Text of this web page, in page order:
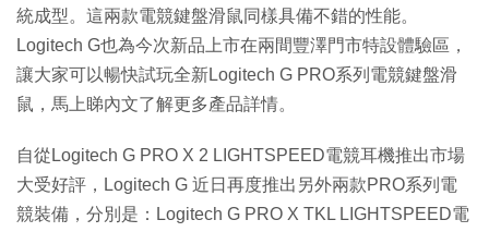
統成型。這兩款電競鍵盤滑鼠同樣具備不錯的性能。
Logitech G也為今次新品上市在兩間豐澤門市特設體驗區，
讓大家可以暢快試玩全新Logitech G PRO系列電競鍵盤滑
鼠，馬上睇內文了解更多產品詳情。
自從Logitech G PRO X 2 LIGHTSPEED電競耳機推出市場
大受好評，Logitech G 近日再度推出另外兩款PRO系列電
競裝備，分別是：Logitech G PRO X TKL LIGHTSPEED電